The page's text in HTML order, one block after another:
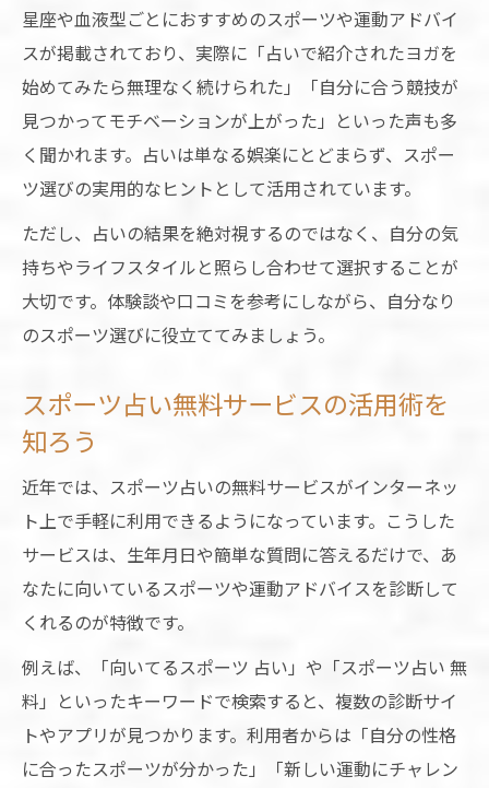
星座や血液型ごとにおすすめのスポーツや運動アドバイ
スが掲載されており、実際に「占いで紹介されたヨガを
始めてみたら無理なく続けられた」「自分に合う競技が
見つかってモチベーションが上がった」といった声も多
く聞かれます。占いは単なる娯楽にとどまらず、スポー
ツ選びの実用的なヒントとして活用されています。
ただし、占いの結果を絶対視するのではなく、自分の気
持ちやライフスタイルと照らし合わせて選択することが
大切です。体験談や口コミを参考にしながら、自分なり
のスポーツ選びに役立ててみましょう。
スポーツ占い無料サービスの活用術を
知ろう
近年では、スポーツ占いの無料サービスがインターネッ
ト上で手軽に利用できるようになっています。こうした
サービスは、生年月日や簡単な質問に答えるだけで、あ
なたに向いているスポーツや運動アドバイスを診断して
くれるのが特徴です。
例えば、「向いてるスポーツ 占い」や「スポーツ占い 無
料」といったキーワードで検索すると、複数の診断サイ
トやアプリが見つかります。利用者からは「自分の性格
に合ったスポーツが分かった」「新しい運動にチャレン